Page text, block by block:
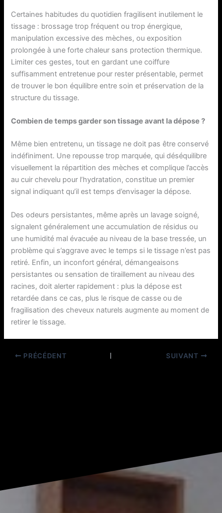
Certaines habitudes du quotidien fragilisent inutilement le
tissage : brossage trop fréquent ou trop énergique,
manipulation excessive des mèches, ou exposition
prolongée à une forte chaleur sans protection thermique.
Limiter ces gestes, tout en gardant une coiffure
suffisamment entretenue pour rester présentable, permet
de trouver le bon équilibre entre soin et préservation de la
structure du tissage.
Combien de temps garder son tissage avant la dépose ?
Même bien entretenu, un tissage ne doit pas être conservé
indéfiniment. Une repousse trop marquée, qui déséquilibre
visuellement la répartition des mèches et complique l’accès
au cuir chevelu pour l’hydratation, constitue un premier
signal indiquant qu’il est temps d’envisager la dépose.
Des odeurs persistantes, même après un lavage soigné,
signalent généralement une accumulation de résidus ou
une humidité mal évacuée au niveau de la base tressée, un
problème qui s’aggrave avec le temps si le tissage n’est pas
retiré. Enfin, un inconfort général, démangeaisons
persistantes ou sensation de tiraillement au niveau des
racines, doit alerter rapidement : plus la dépose est
retardée dans ce cas, plus le risque de casse ou de
fragilisation des cheveux naturels augmente au moment de
retirer le tissage.
PRÉCÉDENT SUIVANT